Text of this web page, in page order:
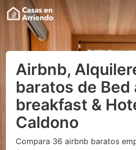
Airbnb,
baratos de Bed
breakfast &
Caldono
Compara 36 airbnb baratos